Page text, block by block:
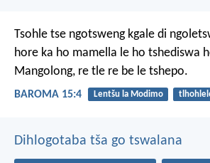
Tsohle tse ngotsweng kgale di
hore ka ho mamella le ho tshediswa
Mangolong, re tle re be le tshepo.
BAROMA 15:4 Lentšu la Modimo
Dihlogotaba tša go tswalana